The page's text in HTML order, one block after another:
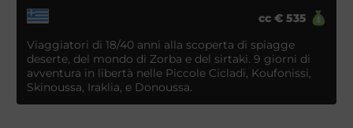
cc € 535
Viaggiatori di 18/40 anni alla scoperta di spiagge
deserte, del mondo di Zorba e del sirtaki. 9 giorni di
avventura in libertà nelle Piccole Cicladi, Koufonissi,
Skinoussa, Iraklia, e Donoussa.